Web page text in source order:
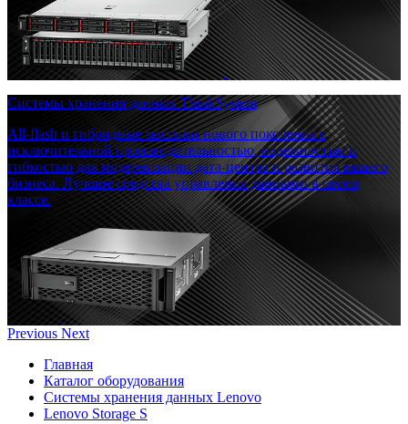
Системы хранения данных ThinkSystem
All-flash и гибридные массивы нового поколения с
исключительной производительностью, надежностью и
гибкостью для модернизации дата-центра и развития вашего
бизнеса. Лучшие средства управления данными в своем
классе.
Previous Next
Главная
Каталог оборудования
Системы хранения данных Lenovo
Lenovo Storage S